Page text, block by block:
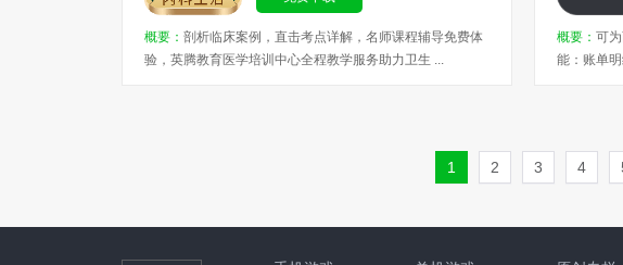
概要： 剖析临床案例，直击考点详解，名师课程辅导免费体
验，英腾教育医学培训中心全程教学服务助力卫生 ...
概要： 可
能：账单
1 2 3 4